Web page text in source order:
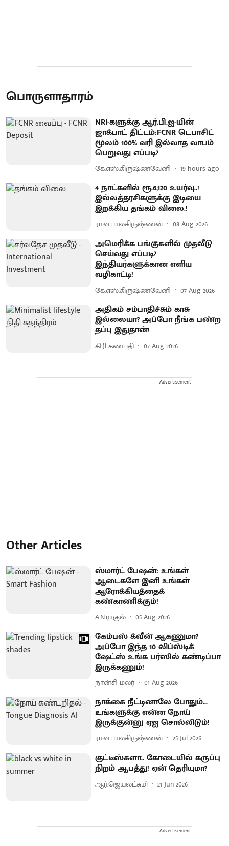
பொருளாதாரம்
NRI-களுக்கு ஆர்.பி.ஐ-யின்
ஜாக்பாட் திட்டம்:FCNR டெபாசிட்
மூலம் 100% வரி இல்லாத லாபம்
பெறுவது எப்படி?
கே.எஸ்.கிருஷ்ணவேனி 19 hours ago
4 நாட்களில் ரூ.6,120 உயர்வு..!
இல்லத்தரசிகளுக்கு இடியை
இறக்கிய தங்கம் விலை.!
ரா.வ.பாலகிருஷ்ணன் 08 Aug 2026
அமெரிக்க பங்குகளில் முதலீடு
செய்வது எப்படி?
இந்தியர்களுக்கான எளிய
வழிகாட்டி!
கே.எஸ்.கிருஷ்ணவேனி 07 Aug 2026
அதிகம் சம்பாதிச்சும் காசு
இல்லையா? அப்போ நீங்க பண்ற
தப்பு இதுதான்!
கிரி கணபதி 07 Aug 2026
Advertisement
Other Articles
ஸ்மார்ட் பேஷன்: உங்கள்
ஆடைகளே இனி உங்கள்
ஆரோக்கியத்தைக்
கண்காணிக்கும்!
A.N.ராகுல் 05 Aug 2026
கேம்பஸ் க்வீன் ஆகணுமா?
அப்போ இந்த 10 லிப்ஸ்டிக்
ஷேட்ஸ் உங்க பர்ஸில் கண்டிப்பா
இருக்கணும்!
நான்சி மலர் 01 Aug 2026
நாக்கை நீட்டினாலே போதும்...
உங்களுக்கு என்ன நோய்
இருக்குன்னு ஏஐ சொல்லிடும்!
ரா.வ.பாலகிருஷ்ணன் 25 Jul 2026
குட்டீஸ்களா.. கோடையில் கருப்பு
நிறம் ஆபத்து! ஏன் தெரியுமா?
ஆர்.ஜெயலட்சுமி 21 Jun 2026
Advertisement